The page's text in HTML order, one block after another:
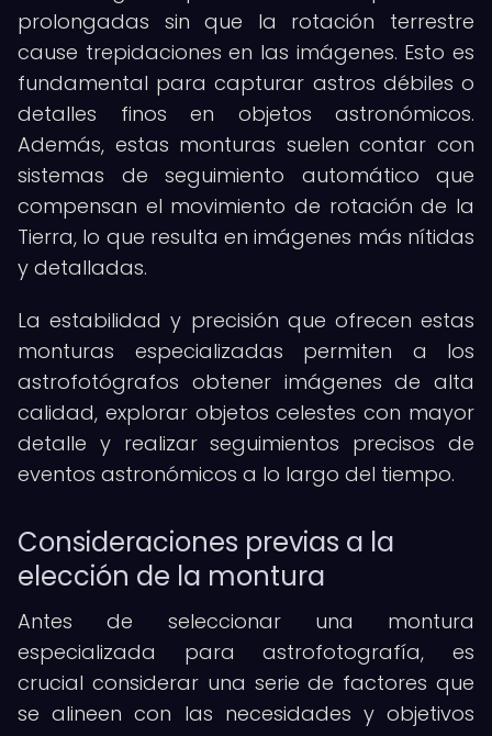
prolongadas sin que la rotación terrestre
cause trepidaciones en las imágenes. Esto es
fundamental para capturar astros débiles o
detalles finos en objetos astronómicos.
Además, estas monturas suelen contar con
sistemas de seguimiento automático que
compensan el movimiento de rotación de la
Tierra, lo que resulta en imágenes más nítidas
y detalladas.
La estabilidad y precisión que ofrecen estas
monturas especializadas permiten a los
astrofotógrafos obtener imágenes de alta
calidad, explorar objetos celestes con mayor
detalle y realizar seguimientos precisos de
eventos astronómicos a lo largo del tiempo.
Consideraciones previas a la
elección de la montura
Antes de seleccionar una montura
especializada para astrofotografía, es
crucial considerar una serie de factores que
se alineen con las necesidades y objetivos